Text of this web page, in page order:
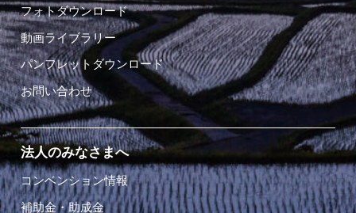
フォトダウンロード
動画ライブラリー
パンフレットダウンロード
お問い合わせ
法人のみなさまへ
コンベンション情報
補助金・助成金